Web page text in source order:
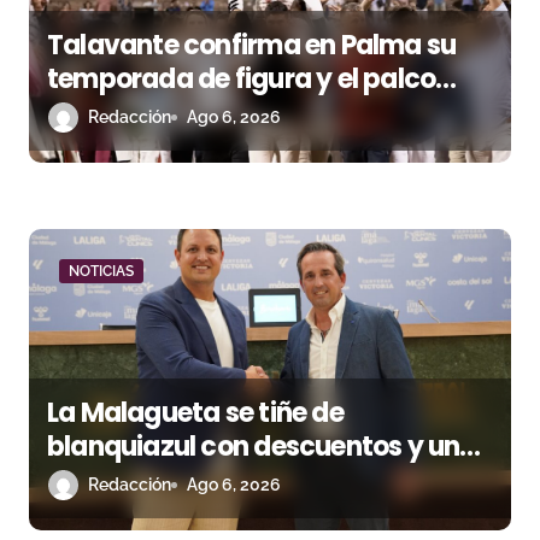
s
Talavante confirma en Palma su
temporada de figura y el palco
niega el premio a Roca Rey
Redacción Ago 6, 2026
NOTICIAS
La Malagueta se tiñe de
blanquiazul con descuentos y una
corrida homenaje al Málaga CF
Redacción Ago 6, 2026